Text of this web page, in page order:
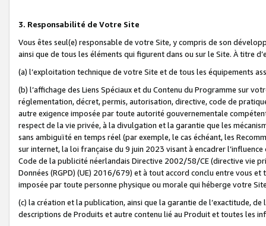
3. Responsabilité de Votre Site
Vous êtes seul(e) responsable de votre Site, y compris de son
ainsi que de tous les éléments qui figurent dans ou sur le Site. À titre
(a) l’exploitation technique de votre Site et de tous les équipements
(b) l’affichage des Liens Spéciaux et du Contenu du Programme sur
réglementation, décret, permis, autorisation, directive, code de
autre exigence imposée par toute autorité gouvernementale
respect de la vie privée, à la divulgation et la garantie que les
sans ambiguïté en temps réel (par exemple, le cas échéant, les
sur internet, la loi française du 9 juin 2023 visant à encadrer
Code de la publicité néerlandais Directive 2002/58/CE (directive vie
Données (RGPD) (UE) 2016/679) et à tout accord conclu entre vous
imposée par toute personne physique ou morale qui héberge votre
(c) la création et la publication, ainsi que la garantie de l’exactitude,
descriptions de Produits et autre contenu lié au Produit et toutes les